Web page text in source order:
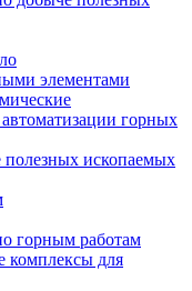
элементами
горных
ископаемых
горным работам
комплексы для